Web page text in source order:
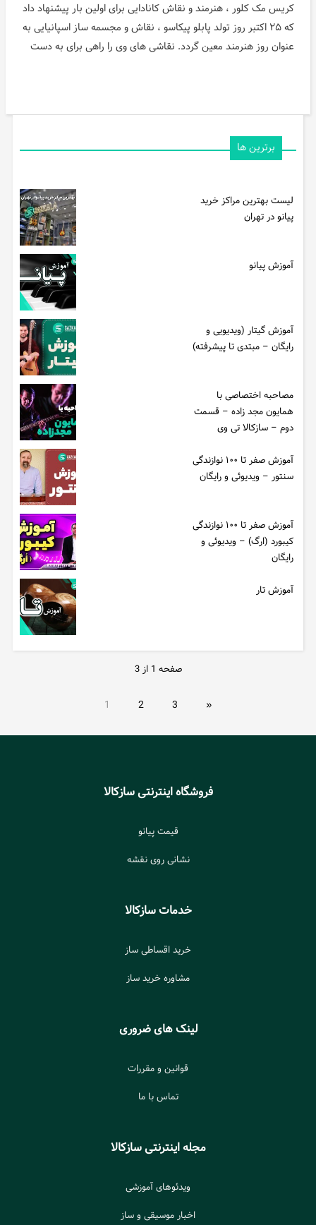
کریس مک کلور ، هنرمند و نقاش کانادایی برای اولین بار پیشنهاد داد
که ۲۵ اکتبر روز تولد پابلو پیکاسو ، نقاش و مجسمه ساز اسپانیایی به
عنوان روز هنرمند معین گردد. نقاشی های وی را راهی برای به دست
برترین ها
لیست بهترین مراکز خرید
پیانو در تهران
آموزش پیانو
آموزش گیتار (ویدیویی و
رایگان – مبتدی تا پیشرفته)
مصاحبه اختصاصی با
همایون مجد زاده – قسمت
دوم – سازکالا تی وی
آموزش صفر تا ۱۰۰ نوازندگی
سنتور – ویدیوئی و رایگان
آموزش صفر تا ۱۰۰ نوازندگی
کیبورد (ارگ) – ویدیوئی و
رایگان
آموزش تار
صفحه 1 از 3
1 2 3 »
فروشگاه اینترنتی سازکالا
قیمت پیانو
نشانی روی نقشه
خدمات سازکالا
خرید اقساطی ساز
مشاوره خرید ساز
لینک های ضروری
قوانین و مقررات
تماس با ما
مجله اینترنتی سازکالا
ویدئوهای آموزشی
اخبار موسیقی و ساز